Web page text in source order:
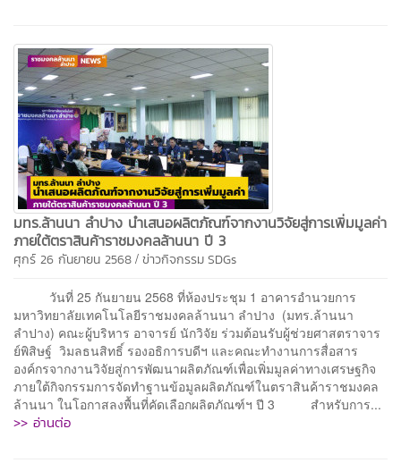
มทร.ล้านนา ลำปาง นำเสนอผลิตภัณฑ์จากงานวิจัยสู่การเพิ่มมูลค่า
ภายใต้ตราสินค้าราชมงคลล้านนา ปี 3
ศุกร์ 26 กันยายน 2568 / ข่าวกิจกรรมSDGs
วันที่ 25 กันยายน 2568 ที่ห้องประชุม 1 อาคารอำนวยการ
มหาวิทยาลัยเทคโนโลยีราชมงคลล้านนา ลำปาง (มทร.ล้านนา
ลำปาง) คณะผู้บริหาร อาจารย์ นักวิจัย ร่วมต้อนรับผู้ช่วยศาสตราจาร
ย์พิสิษฐ์ วิมลธนสิทธิ์ รองอธิการบดีฯ และคณะทำงานการสื่อสาร
องค์กรจากงานวิจัยสู่การพัฒนาผลิตภัณฑ์เพื่อเพิ่มมูลค่าทางเศรษฐกิจ
ภายใต้กิจกรรมการจัดทำฐานข้อมูลผลิตภัณฑ์ในตราสินค้าราชมงคล
ล้านนา ในโอกาสลงพื้นที่คัดเลือกผลิตภัณฑ์ฯ ปี 3 สำหรับการ...
>> อ่านต่อ